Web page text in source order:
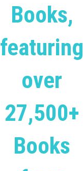
Books,
featuring
over
27,500+
Books